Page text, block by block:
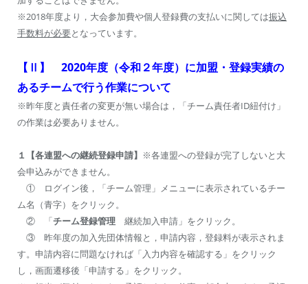
※2018年度より，大会参加費や個人登録費の支払いに関しては振込
手数料が必要となっています。
【Ⅱ】 2020年度（令和２年度）に加盟・登録実績の
あるチームで行う作業について
※昨年度と責任者の変更が無い場合は，「チーム責任者ID紐付け」
の作業は必要ありません。
１【各連盟への継続登録申請】 ※各連盟への登録が完了しないと大
会申込みができません。
① ログイン後，「チーム管理」メニューに表示されているチー
ム名（青字）をクリック。
② 「チーム登録管理 継続加入申請」をクリック。
③ 昨年度の加入先団体情報と，申請内容，登録料が表示されま
す。申請内容に問題なければ「入力内容を確認する」をクリック
し，画面遷移後「申請する」をクリック。